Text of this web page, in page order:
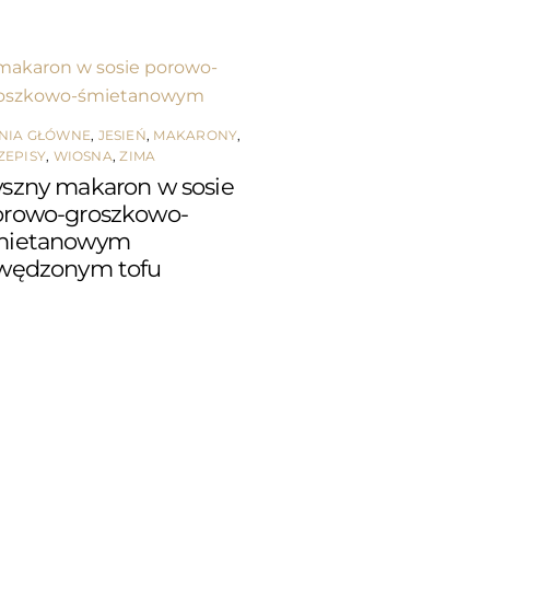
GŁÓWNE, JESIEŃ, MAKARONY,
, WIOSNA,ZIMA
makaron w sosie
groszkowo-
tofu